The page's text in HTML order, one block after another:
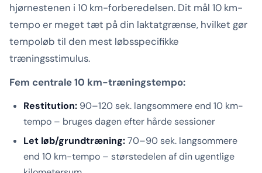
hjørnestenen i 10 km-forberedelsen. Dit mål 10 km-
tempo er meget tæt på din laktatgrænse, hvilket gør
tempoløb til den mest løbsspecifikke
træningsstimulus.
Fem centrale 10 km-træningstempo:
Restitution: 90–120 sek. langsommere end 10 km-
tempo – bruges dagen efter hårde sessioner
Let løb/grundtræning:70–90 sek. langsommere
end 10 km-tempo – størstedelen af din ugentlige